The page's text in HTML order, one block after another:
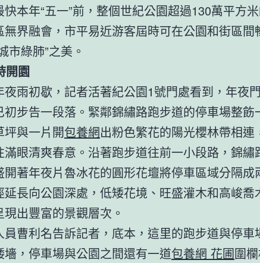
快本年“五一”前，整個世紀公園超過130萬平方
無界融會，市平易近游客屆時可在公園和街區間
市綠肺”之美。
開園
夜雨初歇，記者活著紀公園1號門處看到，年夜
初步告一段落。緊鄰錦繡路跑步道的停車場整飭
坪與一片開包養網出粉色繁花的陽光櫻林帶相連
滿眼清爽春意。沿著跑步道往前一小段路，錦繡
開著年夜片魯冰花的圓形花壇將停車區域分隔成
延長向公園深處，低矮花境、旺盛灌木和高峻喬
出豐富的景觀層次。
員曹利名告訴記者，底本，這里的跑步道與停車
墻，停車場與公園之間還有一道包養網 花圃圍